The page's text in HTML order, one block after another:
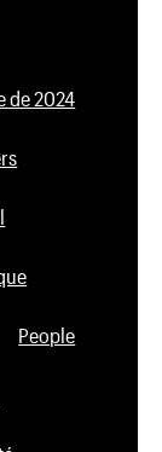
de 2024
People